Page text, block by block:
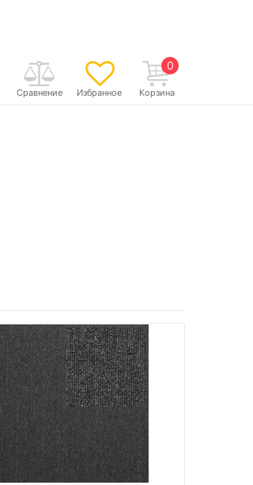
0
Корзина
Избранное
Сравнение